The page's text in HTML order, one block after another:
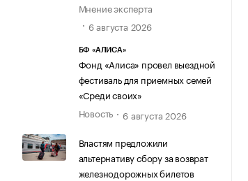
Мнение эксперта
6 августа 2026
БФ «АЛИСА»
Фонд «Алиса» провел выездной
фестиваль для приемных семей
«Среди своих»
Новость
6 августа 2026
Властям предложили
альтернативу сбору за возврат
железнодорожных билетов